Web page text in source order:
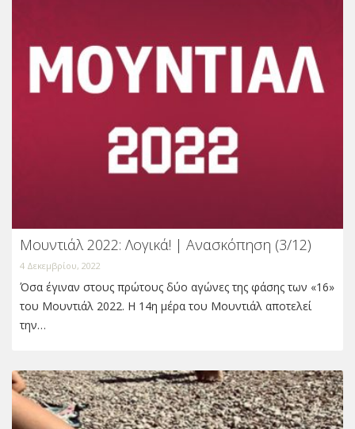
Μουντιάλ 2022: Λογικά! | Ανασκόπηση (3/12)
4 Δεκεμβρίου, 2022
Όσα έγιναν στους πρώτους δύο αγώνες της φάσης των «16»
του Μουντιάλ 2022. Η 14η μέρα του Μουντιάλ αποτελεί
την…